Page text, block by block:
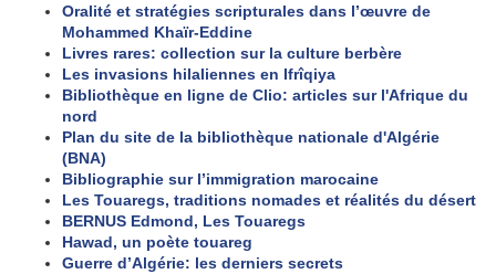
Oralité et stratégies scripturales dans l’œuvre de
Mohammed Khaïr-Eddine
Livres rares: collection sur la culture berbère
Les invasions hilaliennes en Ifrîqiya
Bibliothèque en ligne de Clio: articles sur l'Afrique du
nord
Plan du site de la bibliothèque nationale d'Algérie
(BNA)
Bibliographie sur l’immigration marocaine
Les Touaregs, traditions nomades et réalités du désert
BERNUS Edmond, Les Touaregs
Hawad, un poète touareg
Guerre d’Algérie: les derniers secrets